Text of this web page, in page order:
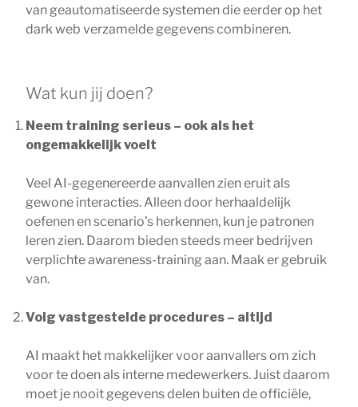
van geautomatiseerde systemen die eerder op het
dark web verzamelde gegevens combineren.
Wat kun jij doen?
Neem training serieus – ook als het
ongemakkelijk voelt
Veel AI-gegenereerde aanvallen zien eruit als
gewone interacties. Alleen door herhaaldelijk
oefenen en scenario’s herkennen, kun je patronen
leren zien. Daarom bieden steeds meer bedrijven
verplichte awareness-training aan. Maak er gebruik
van.
Volg vastgestelde procedures – altijd
AI maakt het makkelijker voor aanvallers om zich
voor te doen als interne medewerkers. Juist daarom
moet je nooit gegevens delen buiten de officiële,